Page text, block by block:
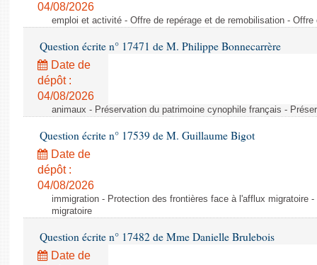
04/08/2026
emploi et activité - Offre de repérage et de remobilisation -
Question écrite n° 17471 de M. Philippe Bonnecarrère
Date de
dépôt :
04/08/2026
animaux - Préservation du patrimoine cynophile français -
Question écrite n° 17539 de M. Guillaume Bigot
Date de
dépôt :
04/08/2026
immigration - Protection des frontières face à l'afflux migratoire
migratoire
Question écrite n° 17482 de Mme Danielle Brulebois
Date de